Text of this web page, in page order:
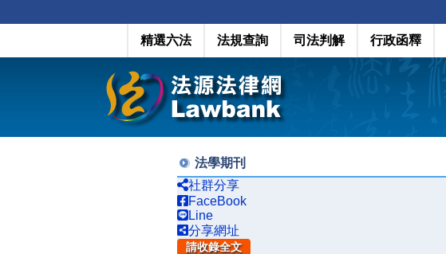
精選六法 法規查詢 司法判解 行政函釋
法學期刊
社群分享
FaceBook
Line
分享網址
請收錄全文